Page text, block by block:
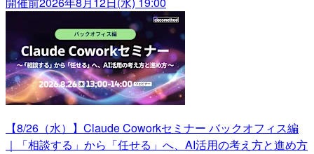
【8/26（水）】Claude Coworkセミナー バックオフィス編
｜「相談する」から「任せる」へ、AI活用の考え方と進め方